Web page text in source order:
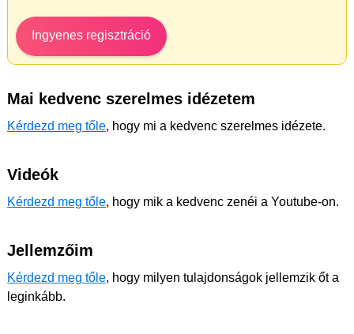
Ingyenes regisztráció
Mai kedvenc szerelmes idézetem
Kérdezd meg tőle, hogy mi a kedvenc szerelmes idézete.
Videók
Kérdezd meg tőle, hogy mik a kedvenc zenéi a Youtube-on.
Jellemzőim
Kérdezd meg tőle, hogy milyen tulajdonságok jellemzik őt a
leginkább.